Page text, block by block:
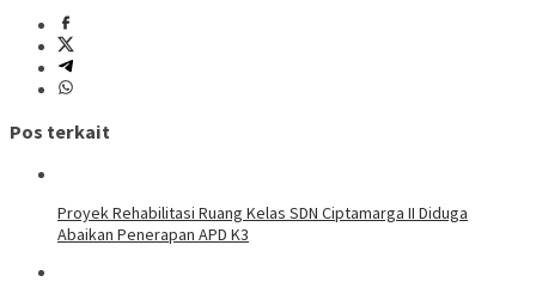
Pos terkait
Proyek Rehabilitasi Ruang Kelas SDN Ciptamarga II Diduga
Abaikan Penerapan APD K3